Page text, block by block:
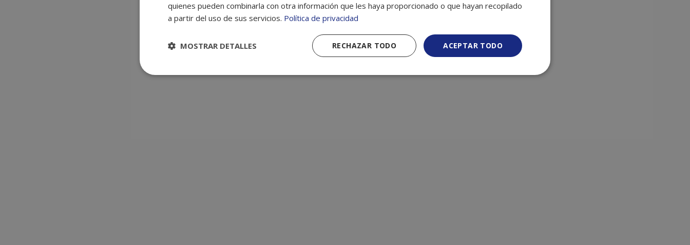
Productos relacionados
con Cuadro bailarinas
quienes pueden combinarla con otra información que les haya proporcionado o que hayan recopilado
a partir del uso de sus servicios. Política de privacidad
ACEPTAR TODO
RECHAZAR TODO
MOSTRAR DETALLES